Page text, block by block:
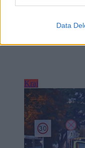
Data
Kraj